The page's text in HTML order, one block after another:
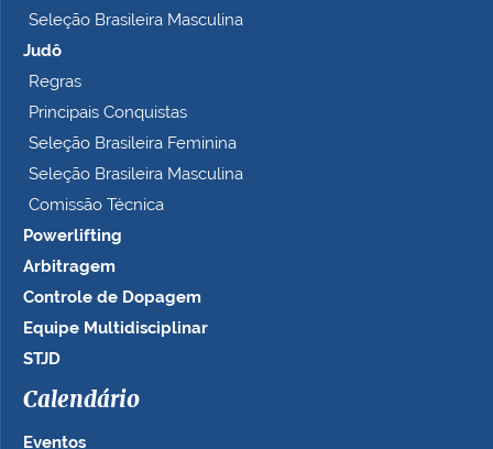
Seleção Brasileira Masculina
Judô
Regras
Principais Conquistas
Seleção Brasileira Feminina
Seleção Brasileira Masculina
Comissão Técnica
Powerlifting
Arbitragem
Controle de Dopagem
Equipe Multidisciplinar
STJD
Calendário
Eventos